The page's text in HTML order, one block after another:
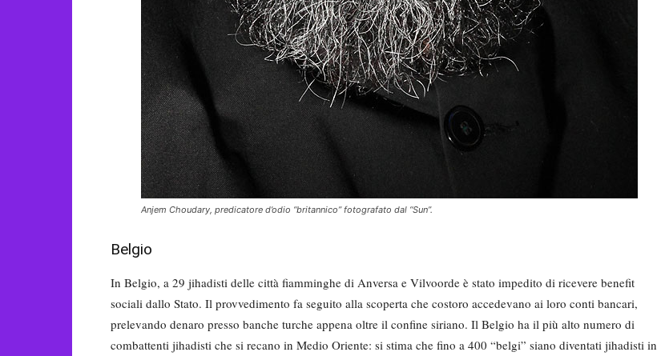
Anjem Choudary, predicatore d’odio “britannico” fotografato dal “Sun”.
Belgio
In Belgio, a 29 jihadisti delle città fiamminghe di Anversa e Vilvoorde è stato impedito di ricevere benefit
sociali dallo Stato. Il provvedimento fa seguito alla scoperta che costoro accedevano ai loro conti bancari,
prelevando denaro presso banche turche appena oltre il confine siriano. Il Belgio ha il più alto numero di
combattenti jihadisti che si recano in Medio Oriente: si stima che fino a 400 “belgi” siano diventati jihadisti in